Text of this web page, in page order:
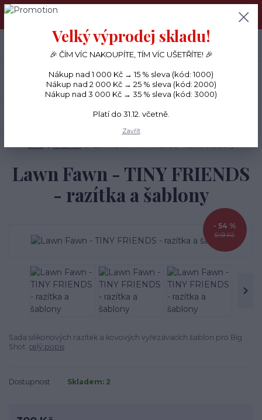
PŘÁNÍČKA a PAPÍROVÉ DÁRKY odesílám každý den, KREATIVNÍ
Menu
CZK
+420 734 380 930
(Po-Ne, 8-20 hod.)
Lawn Fawn - TINY FRIENDS
- razítka a šablony
649 Kč
- 54 %
Sada silikonových razítek a kovových vyřezávacích šablon pro Big
Shot. celý popis
Dostupnost Skladem: 2
Velký výprodej skladu!
🎉 ČÍM VÍC NAKOUPÍTE, TÍM VÍC UŠETŘÍTE! 🎉
Nákup nad 1 000 Kč → 15 % sleva (kód: 1000)
Nákup nad 2 000 Kč → 25 % sleva (kód: 2000)
Nákup nad 3 000 Kč → 35 % sleva (kód: 3000)
Platí do 31.12. včetně.
Zavřít